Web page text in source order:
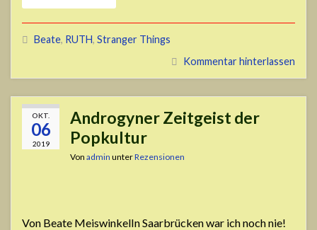
Beate, RUTH, Stranger Things
Kommentar hinterlassen
OKT.
06
2019
Androgyner Zeitgeist der
Popkultur
Von admin unterRezensionen
Von Beate MeiswinkelIn Saarbrücken war ich noch nie!